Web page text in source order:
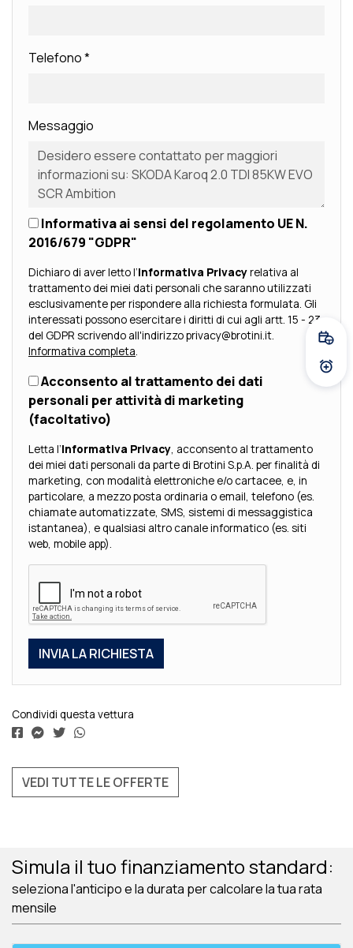
Telefono*
Messaggio
Informativa ai sensi del regolamento UE N.
2016/679 "GDPR"
Dichiaro di aver letto l’Informativa Privacyrelativa al
trattamento dei miei dati personali che saranno utilizzati
esclusivamente per rispondere alla richiesta formulata. Gli
interessati possono esercitare i diritti di cui agli artt. 15 - 23
del GDPR scrivendo all'indirizzo privacy@brotini.it.
Informativa completa.
Acconsento al trattamento dei dati
personali per attività di marketing
(facoltativo)
Letta l’Informativa Privacy, acconsento al trattamento
dei miei dati personali da parte di Brotini S.p.A. per finalità di
marketing, con modalità elettroniche e/o cartacee, e, in
particolare, a mezzo posta ordinaria o email, telefono (es.
chiamate automatizzate, SMS, sistemi di messaggistica
istantanea), e qualsiasi altro canale informatico (es. siti
web, mobile app).
Condividi questa vettura
VEDI TUTTE LE OFFERTE
Simula il tuo finanziamento standard:
seleziona l'anticipo e la durata per calcolare la tua rata
mensile